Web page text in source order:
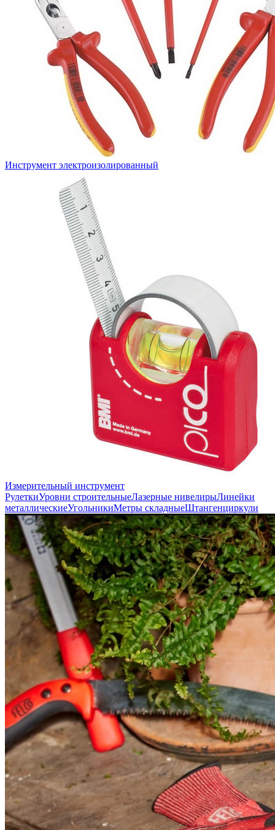
Инструмент электроизолированный
Измерительный инструмент
РулеткиУровни строительныеЛазерные нивелирыЛинейки
металлическиеУгольникиМетры складныеШтангенциркули